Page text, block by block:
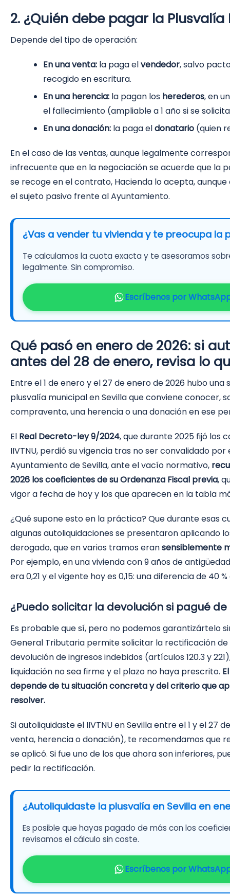
2. ¿Quién debe pagar la
Depende del tipo de operación:
En una venta: la paga elvendedor, salvo
recogido en escritura.
En una herencia: la pagan los herederos, en
el fallecimiento (ampliable a 1 año si se
En una donación: la paga eldonatario (quien
En el caso de las ventas, aunque legalmente
infrecuente que en la negociación se acuerde que la
se recoge en el contrato, Hacienda lo acepta, aunque
el sujeto pasivo frente al Ayuntamiento.
¿Vas a vender tu vivienda y te preocupa la
Te calculamos la cuota exacta y te asesoramos
legalmente. Sin compromiso.
Escríbenos por
Qué pasó en enero de 2026: si
antes del 28 de enero, revisa lo
Entre el 1 de enero y el 27 de enero de 2026 hubo
plusvalía municipal en Sevilla que conviene conocer,
compraventa, una herencia o una donación en ese
El Real Decreto-ley 9/2024, que durante 2025 fijó los
IIVTNU, perdió su vigencia tras no ser convalidado por
Ayuntamiento de Sevilla, ante el vacío normativo,
2026 los coeficientes de su Ordenanza Fiscal previa,
vigor a fecha de hoy y los que aparecen en la tabla
¿Qué supone esto en la práctica? Que durante esas
algunas autoliquidaciones se presentaron aplicando
derogado, que en varios tramos eransensiblemente
Por ejemplo, en una vivienda con 9 años de
era 0,21 y el vigente hoy es 0,15: una diferencia de 40
¿Puedo solicitar la devolución si pagué
Es probable que sí, pero no podemos garantizártelo
General Tributaria permite solicitar la rectificación de
devolución de ingresos indebidos (artículos 120.3 y
liquidación no sea firme y el plazo no haya prescrito.
depende de tu situación concreta y del criterio que
resolver.
Si autoliquidaste el IIVTNU en Sevilla entre el 1 y el 27
venta, herencia o donación), te recomendamos que
se aplicó. Si fue uno de los que ahora son inferiores,
pedir la rectificación.
¿Autoliquidaste la plusvalía en Sevilla en
Es posible que hayas pagado de más con los
revisamos el cálculo sin coste.
Escríbenos por